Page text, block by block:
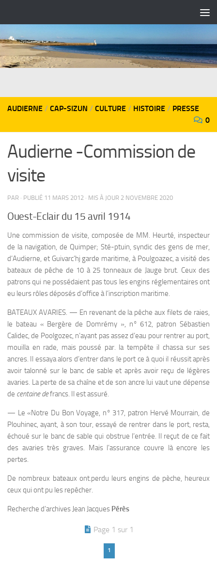
AUDIERNE / CAP-SIZUN / CULTURE / HISTOIRE / PRESSE
0
Audierne -Commission de
visite
PAR · PUBLIÉ 11 MARS 2012 · MIS À JOUR 2 NOVEMBRE 2020
Ouest-Eclair du 15 avril 1914
Une commission de visite, composée de MM. Heurté, inspecteur
de la navigation, de Quimper; Sté-ptuin, syndic des gens de mer,
d’Audierne, et Guivarc’hj garde maritime, à Poulgoazec, a visité des
bateaux de pêche de 10 à 25 tonneaux de Jauge brut. Ceux des
patrons qui ne possédaient pas tous les engins réglementaires ont
eu leurs rôles déposés d’office à l’inscription maritime.
BATEAUX AVARIES. — En revenant de la pêche aux filets de raies,
le bateau « Bergère de Domrémy », n° 612, patron Sébastien
Calidec, de Poolgozec, n’ayant pas assez d’eau pour rentrer au port,
mouilla en rade, mais poussé par. la tempête il chassa sur ses
ancres. Il essaya alors d’entrer dans le port ce à quoi il réussit après
avoir talonné sur le banc de sable et après avoir reçu de légères
avaries. La perte de sa chaîne et de son ancre lui vaut une dépense
de centaine defrancs. Il est assuré.
— Le «Notre Du Bon Voyage, n° 317, patron Hervé Mourrain, de
Plouhinec, ayant, à son tour, essayé de rentrer dans le port, resta,
échoué sur le banc de sable qui obstrue l’entrée. Il reçut de ce fait
des avaries très graves. Mais l’assurance couvre là encore les
pertes.
De nombreux bateaux ont.perdu leurs engins de pèche, heureux
ceux qui ont pu les repêcher.
Recherche d’archives Jean Jacques Pérès
Page 1 sur 1
1